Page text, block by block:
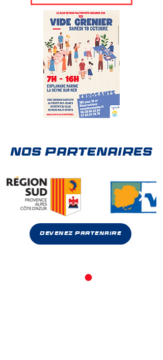
NOS PARTENAIRES
Devenez partenaire